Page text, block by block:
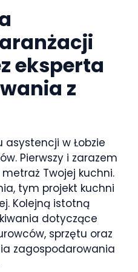
eksperta
z
asystencji w Łobzie
Pierwszy i zarazem
Twojej kuchni.
tym projekt kuchni
Kolejną istotną
dotyczące
sprzętu oraz
zagospodarowania